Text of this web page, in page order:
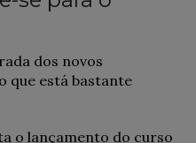
dos novos
que está bastante
o lançamento do curso